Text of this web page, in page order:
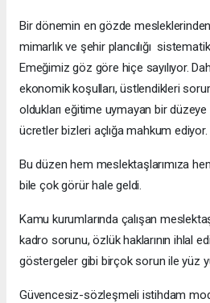
Bir dönemin en gözde
mimarlık ve şehir plancılığı
Emeğimiz göz göre hiçe sayılıyor.
ekonomik koşulları, üstlendikleri
oldukları eğitime uymayan bir düzeye
ücretler bizleri açlığa mahkum ediyor.
Bu düzen hem meslektaşlarımıza
bile çok görür hale geldi.
Kamu kurumlarında çalışan
kadro sorunu, özlük haklarının ihlal
göstergeler gibi birçok sorun ile yüz
Güvencesiz-sözleşmeli istihdam